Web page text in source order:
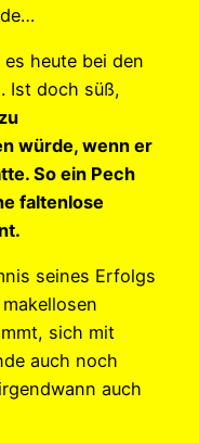
heute bei den
Ist doch süß,
würde, wenn er
So ein Pech
faltenlose
seines Erfolgs
sich mit
auch noch
auch